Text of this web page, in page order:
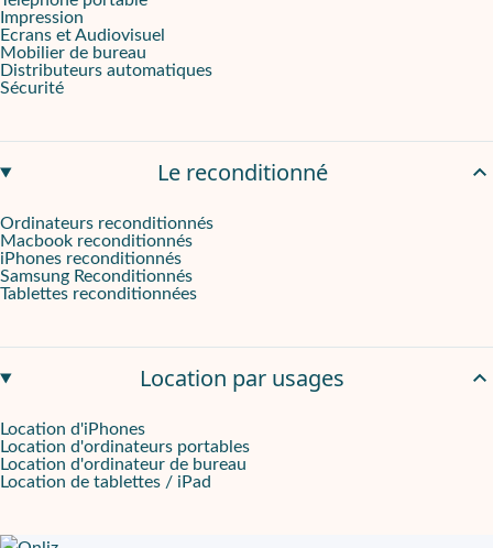
Impression
Ecrans et Audiovisuel
Mobilier de bureau
Distributeurs automatiques
Sécurité
Le reconditionné
Ordinateurs reconditionnés
Macbook reconditionnés
iPhones reconditionnés
Samsung Reconditionnés
Tablettes reconditionnées
Location par usages
Location d'iPhones
Location d'ordinateurs portables
Location d'ordinateur de bureau
Location de tablettes / iPad